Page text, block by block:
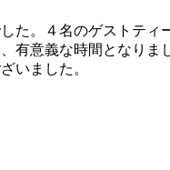
。４名のゲストティ
有意義な時間となりま
いました。